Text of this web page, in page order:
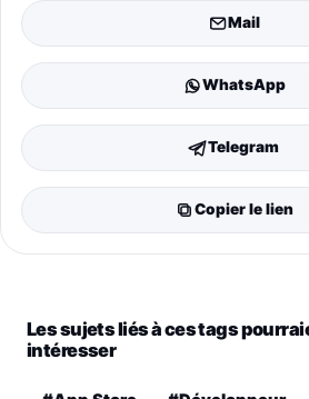
Mail
WhatsApp
Telegram
Copier le lien
Les sujets liés à ces tags
intéresser